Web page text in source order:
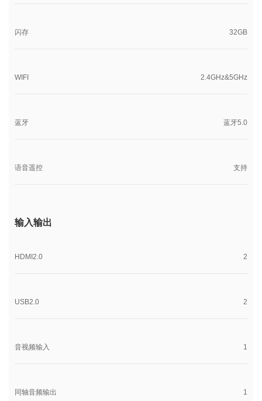
闪存 32GB
WIFI 2.4GHz&5GHz
蓝牙 蓝牙5.0
语音遥控 支持
输入输出
HDMI2.0 2
USB2.0 2
音视频输入 1
同轴音频输出 1